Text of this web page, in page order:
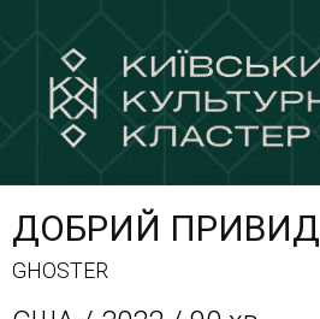
ДОБРИЙ ПРИВИД
GHOSTER